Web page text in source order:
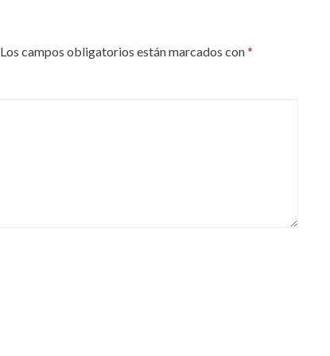
Los campos obligatorios están marcados con*